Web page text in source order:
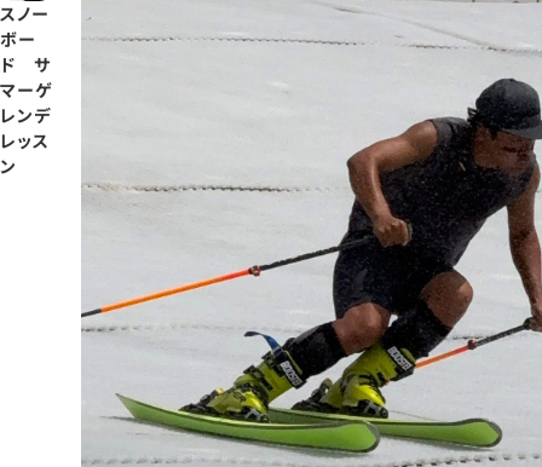
スノー
ボー
ド サ
マーゲ
レンデ
レッス
ン